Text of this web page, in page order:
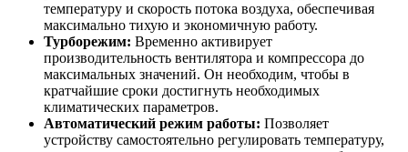
температуру и скорость потока воздуха, обеспечивая
максимально тихую и экономичную работу.
Турборежим: Временно активирует
производительность вентилятора и компрессора до
максимальных значений. Он необходим, чтобы в
кратчайшие сроки достигнуть необходимых
климатических параметров.
Автоматический режим работы: Позволяет
устройству самостоятельно регулировать температуру,